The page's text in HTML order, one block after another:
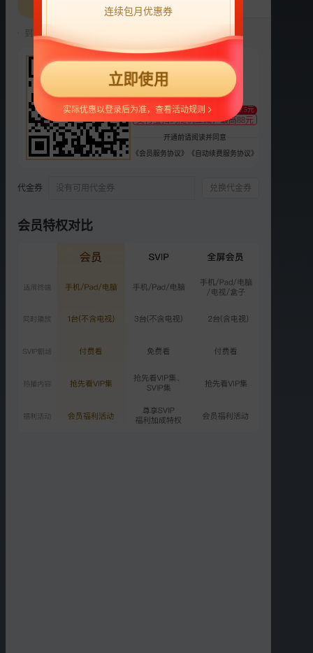
立即开通
选集
2025 第二季
第一季
正片
衍生
营
2025-10-07
予曦
轻加更：罗予彤被评价生人
勿近
到期前自动续费22元/月，可随时取消。
22
支持 扫码支付
支付宝扫码随机立减，最高88元
至少减0.5元
开通前请阅读并同意
《会员服务协议》 《自动续费服务协议》
代金券 没有可用代金券 兑换代金券
会员特权对比
连续包月优惠券
立即使用
实际优惠以登录后为准，查看活动规则